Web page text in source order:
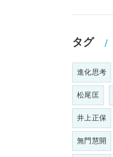
タグ
進化思考
松尾匡
井上正保
無門慧開